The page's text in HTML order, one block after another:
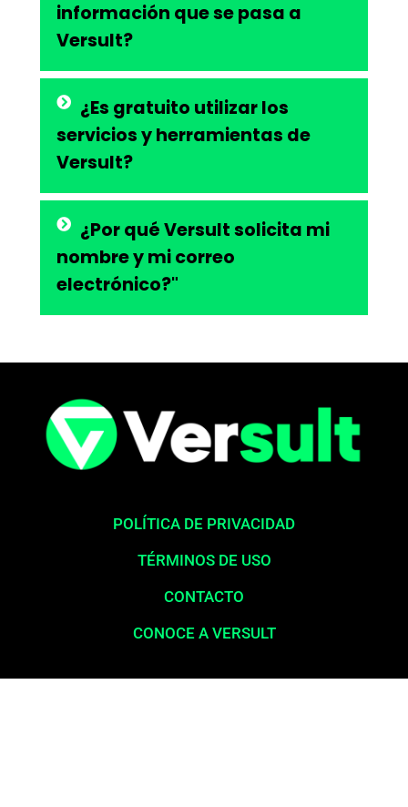
información que se pasa a
Versult?
¿Es gratuito utilizar los
servicios y herramientas de
Versult?
¿Por qué Versult solicita mi
nombre y mi correo
electrónico?"
POLÍTICA DE PRIVACIDAD
TÉRMINOS DE USO
CONTACTO
CONOCE A VERSULT